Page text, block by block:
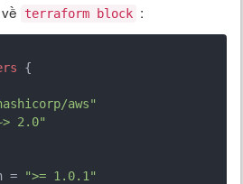
terraform block :
{
aws"
2.0"
=
">= 1.0.1"